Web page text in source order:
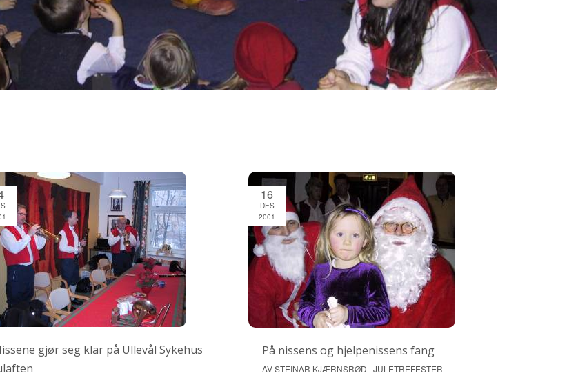
gjør seg klar på Ullevål Sykehus
16
DES
2001
På nissens og hjelpenissens fang
AV STEINAR KJÆRNSRØD | JULETREFESTER